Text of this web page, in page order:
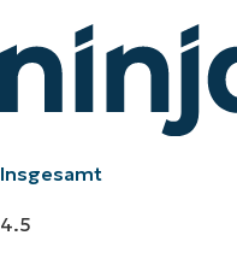
Insgesamt
4.5